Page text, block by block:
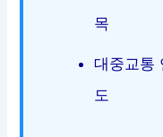
목
대중교통
도